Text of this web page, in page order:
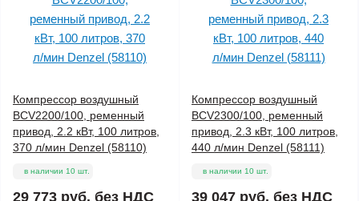
Компрессор воздушный
BCV2200/100, ременный
привод, 2.2 кВт, 100 литров,
370 л/мин Denzel (58110)
в наличии 10 шт.
29 773 руб. без НДС
Компрессор воздушный
BCV2300/100, ременный
привод, 2.3 кВт, 100 литров,
440 л/мин Denzel (58111)
в наличии 10 шт.
39 047 руб. без НДС